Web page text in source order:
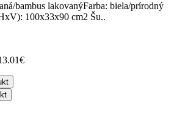
bambus lakovanýFarba: biela/prírodný
100x33x90 cm2 Šu..